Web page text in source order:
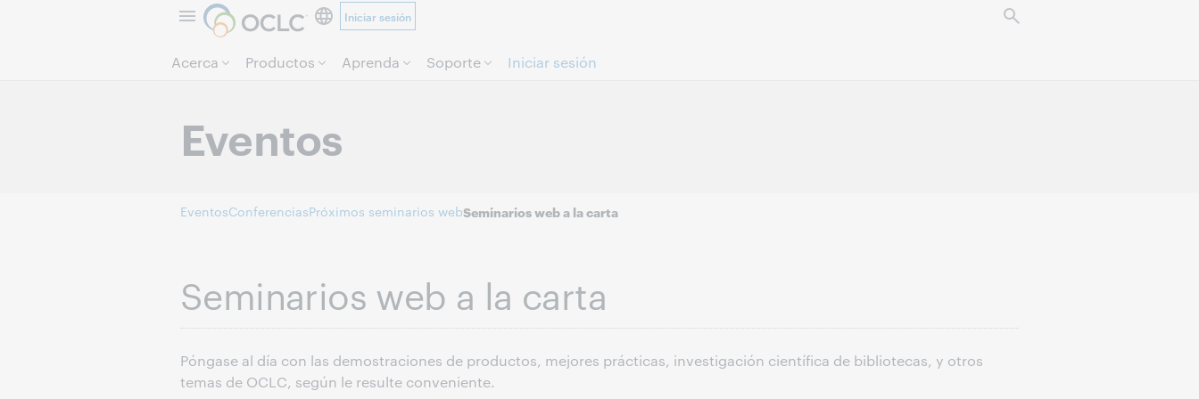
Iniciar sesión
Acerca Productos Aprenda Soporte Iniciar sesión
Eventos
EventosConferenciasPróximos seminarios webSeminarios web a la carta
Seminarios web a la carta
Póngase al día con las demostraciones de productos, mejores prácticas, investigación científica de bibliotecas, y otros
temas de OCLC, según le resulte conveniente.